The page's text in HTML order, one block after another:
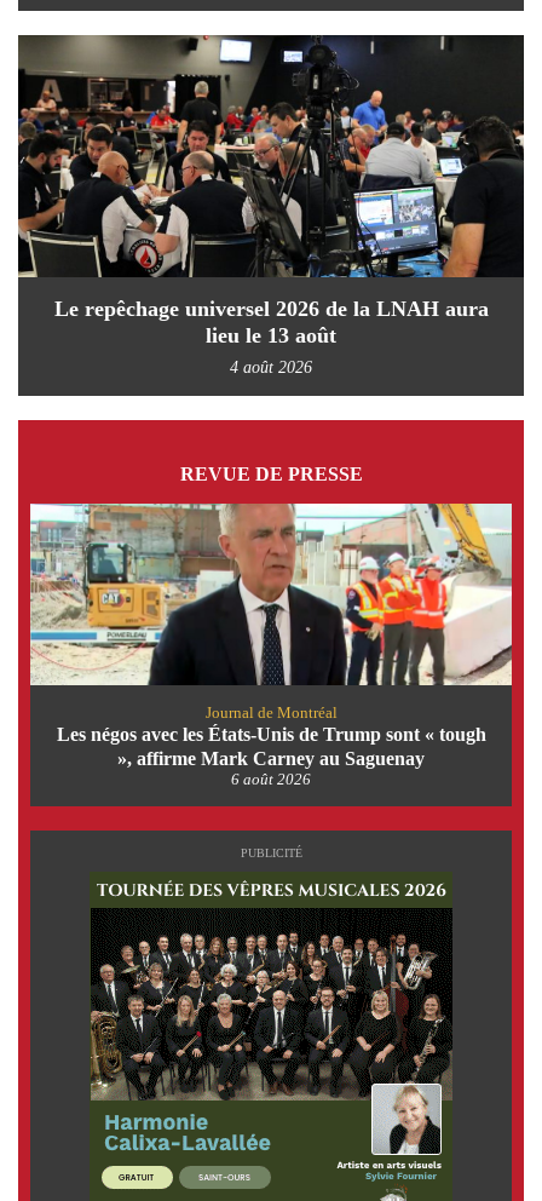
Le repêchage universel 2026 de la LNAH aura
lieu le 13 août
4 août 2026
REVUE DE PRESSE
Journal de Montréal
Les négos avec les États-Unis de Trump sont « tough
», affirme Mark Carney au Saguenay
6 août 2026
PUBLICITÉ